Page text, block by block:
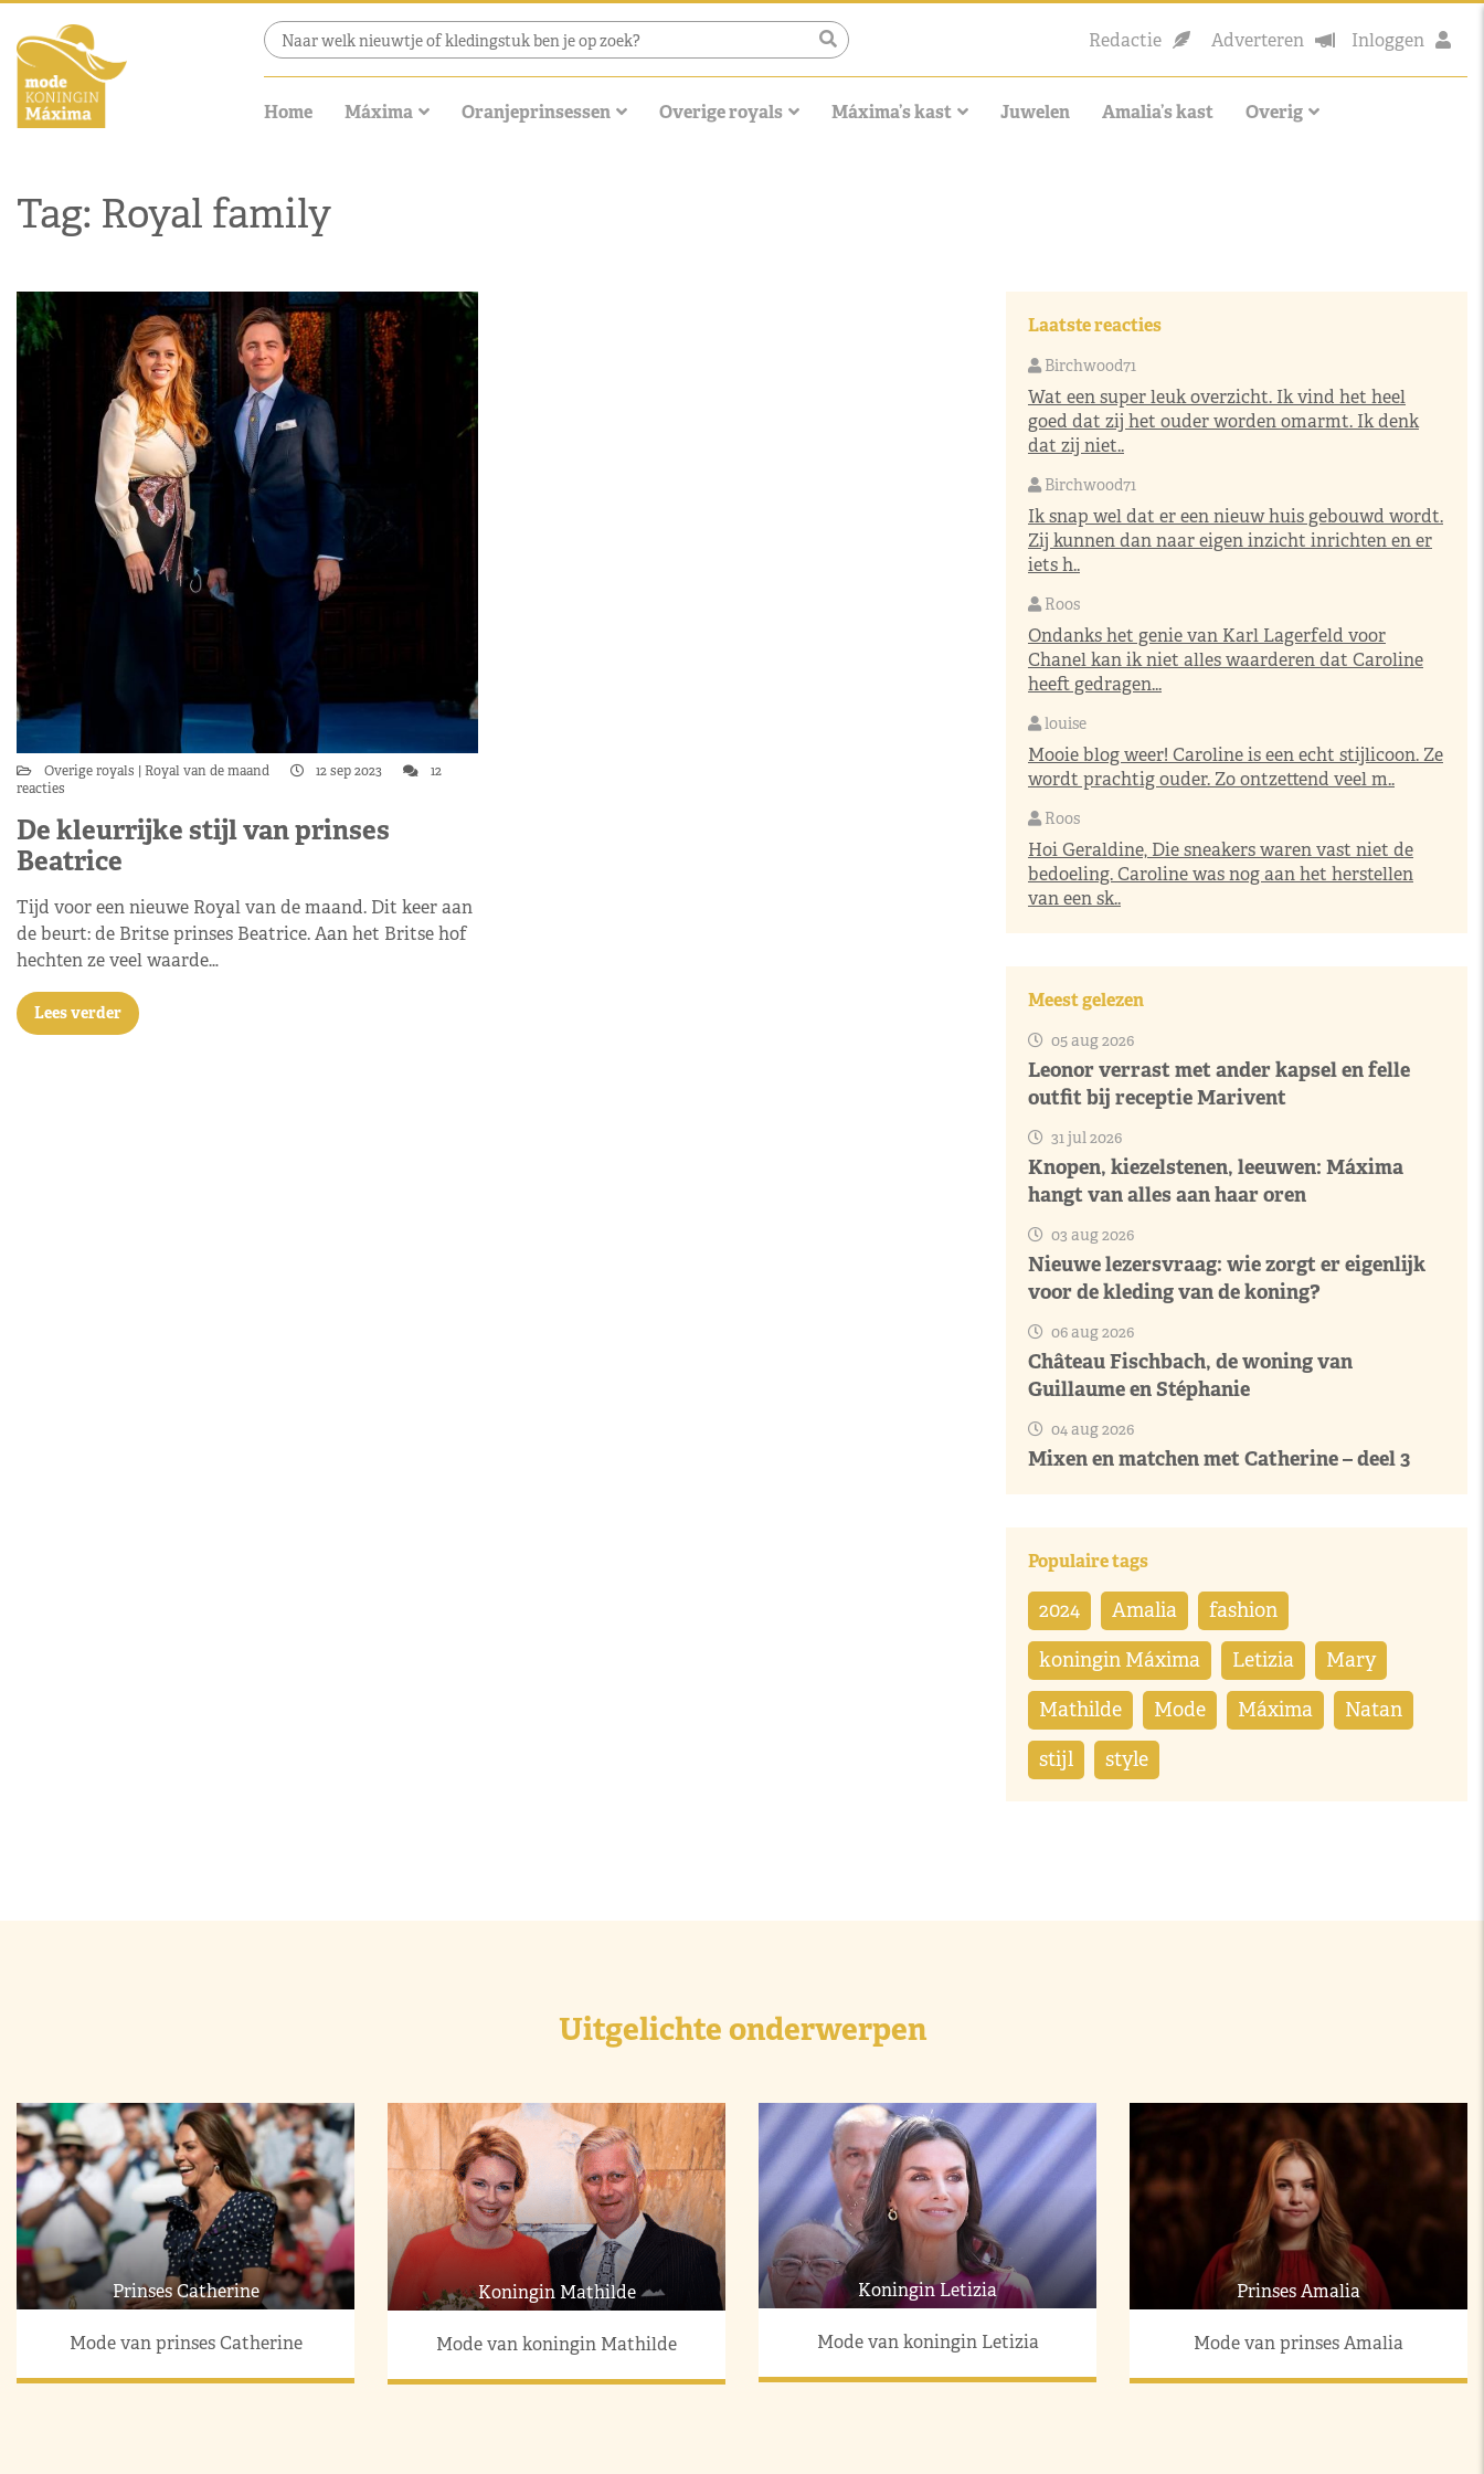
Redactie Adverteren Inloggen
Home Máxima Oranjeprinsessen Overige royals Máxima’s kast Juwelen Amalia’s kast Overig
Tag: Royal family
Overige royals Royal van de maand 12 sep 2023
12
reacties
De kleurrijke stijl van prinses
Beatrice
Tijd voor een nieuwe Royal van de maand. Dit keer aan
de beurt: de Britse prinses Beatrice. Aan het Britse hof
hechten ze veel waarde…
Lees verder
Laatste reacties
Birchwood71
Wat een super leuk overzicht. Ik vind het heel
goed dat zij het ouder worden omarmt. Ik denk
dat zij niet..
Birchwood71
Ik snap wel dat er een nieuw huis gebouwd wordt.
Zij kunnen dan naar eigen inzicht inrichten en er
iets h..
Roos
Ondanks het genie van Karl Lagerfeld voor
Chanel kan ik niet alles waarderen dat Caroline
heeft gedragen...
louise
Mooie blog weer! Caroline is een echt stijlicoon. Ze
wordt prachtig ouder. Zo ontzettend veel m..
Roos
Hoi Geraldine, Die sneakers waren vast niet de
bedoeling. Caroline was nog aan het herstellen
van een sk..
Meest gelezen
05 aug 2026
Leonor verrast met ander kapsel en felle
outfit bij receptie Marivent
31 jul 2026
Knopen, kiezelstenen, leeuwen: Máxima
hangt van alles aan haar oren
03 aug 2026
Nieuwe lezersvraag: wie zorgt er eigenlijk
voor de kleding van de koning?
06 aug 2026
Château Fischbach, de woning van
Guillaume en Stéphanie
04 aug 2026
Mixen en matchen met Catherine – deel 3
Populaire tags
2024 Amalia fashion
koningin Máxima Letizia Mary
Mathilde Mode Máxima Natan
stijl style
Uitgelichte onderwerpen
Prinses Catherine
Mode van prinses Catherine
Koningin Mathilde
Mode van koningin Mathilde
Koningin Letizia
Mode van koningin Letizia
Prinses Amalia
Mode van prinses Amalia